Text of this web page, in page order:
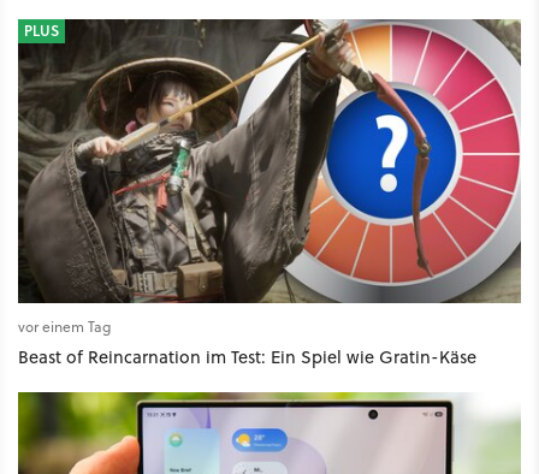
PLUS
vor einem Tag
Beast of Reincarnation im Test: Ein Spiel wie Gratin-Käse